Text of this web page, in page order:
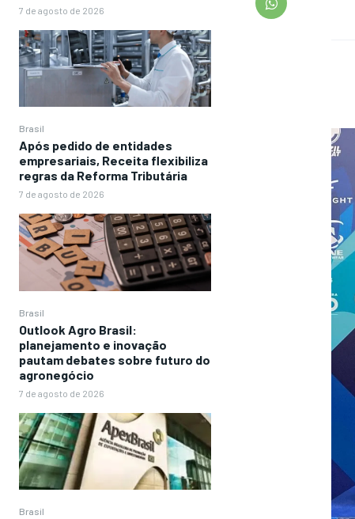
7 de agosto de 2026
Brasil
Após pedido de entidades
empresariais, Receita flexibiliza
regras da Reforma Tributária
7 de agosto de 2026
Brasil
Outlook Agro Brasil:
planejamento e inovação
pautam debates sobre futuro do
agronegócio
7 de agosto de 2026
Brasil